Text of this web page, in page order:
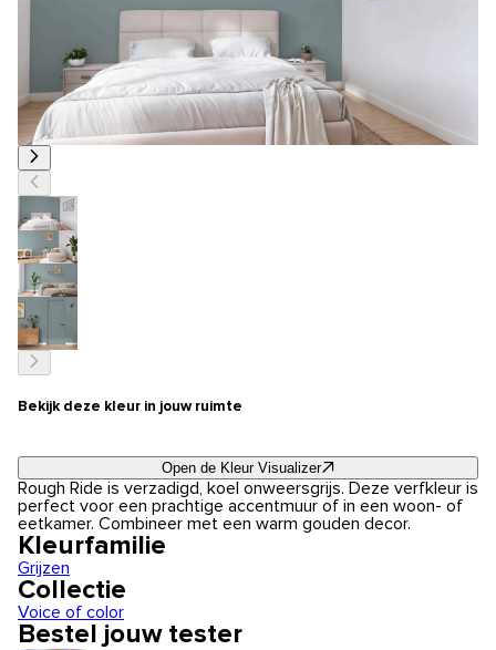
Bekijk deze kleur in jouw ruimte
Open de Kleur Visualizer
Rough Ride is verzadigd, koel onweersgrijs. Deze verfkleur is
perfect voor een prachtige accentmuur of in een woon- of
eetkamer. Combineer met een warm gouden decor.
Kleurfamilie
Grijzen
Collectie
Voice of color
Bestel jouw tester